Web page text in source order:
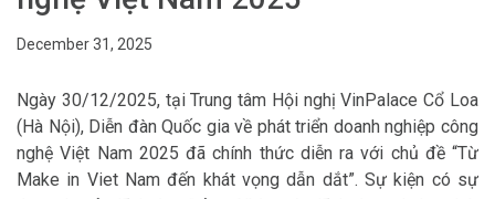
December 31, 2025
Ngày 30/12/2025, tại Trung tâm Hội nghị VinPalace Cổ Loa
(Hà Nội), Diễn đàn Quốc gia về phát triển doanh nghiệp công
nghệ Việt Nam 2025 đã chính thức diễn ra với chủ đề “Từ
Make in Viet Nam đến khát vọng dẫn dắt”. Sự kiện có sự